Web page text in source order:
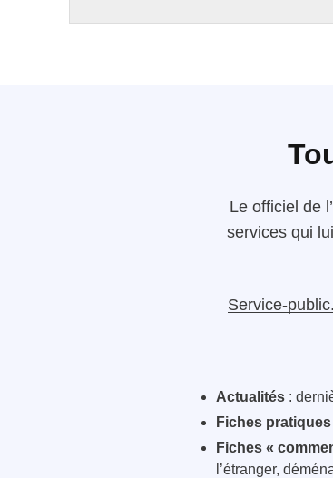
Le officiel de
services qui
Service-
Actualités :
Fiches pratiques
Fiches «
l’étranger,